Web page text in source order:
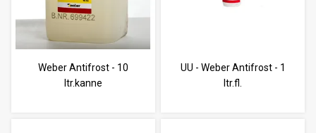
Weber Antifrost - 10
ltr.kanne
UU - Weber Antifrost - 1
ltr.fl.